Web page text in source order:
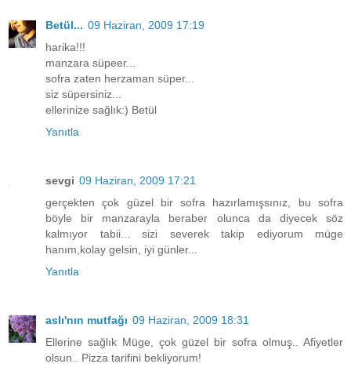
Betül... 09 Haziran, 2009 17:19
harika!!!
manzara süpeer...
sofra zaten herzaman süper...
siz süpersiniz...
ellerinize sağlık:) Betül
Yanıtla
sevgi 09 Haziran, 2009 17:21
gerçekten çok güzel bir sofra hazırlamışsınız, bu sofra
böyle bir manzarayla beraber olunca da diyecek söz
kalmıyor tabii... sizi severek takip ediyorum müge
hanım,kolay gelsin, iyi günler...
Yanıtla
aslı'nın mutfağı 09 Haziran, 2009 18:31
Ellerine sağlık Müge, çok güzel bir sofra olmuş.. Afiyetler
olsun.. Pizza tarifini bekliyorum!